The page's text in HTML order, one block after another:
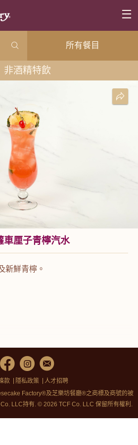
所有餐目
非酒精特飲
車厘子青檸汽水
新鮮青檸。
款 隱私政策
人才招聘
Factory®及芝樂坊餐廳®之商標及商號的被
LLC持有. © 2026 TCF Co. LLC 保留所有權利.